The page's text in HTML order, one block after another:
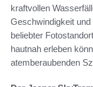
kraftvollen
Geschwindigkeit
beliebter
hautnah erleben
atemberaubenden